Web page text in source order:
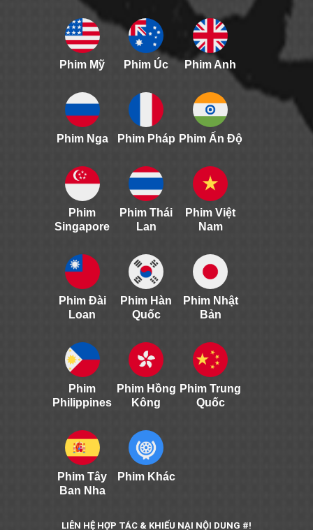
Phim Mỹ Phim Úc Phim Anh
Phim Nga Phim Pháp Phim Ấn Độ
Phim
Singapore
Phim Thái
Lan
Phim Việt
Nam
Phim Đài
Loan
Phim Hàn
Quốc
Phim Nhật
Bản
Phim
Philippines
Phim Hồng
Kông
Phim Trung
Quốc
Phim Tây
Ban Nha
Phim Khác
LIÊN HỆ HỢP TÁC & KHIẾU NẠI NỘI DUNG #!